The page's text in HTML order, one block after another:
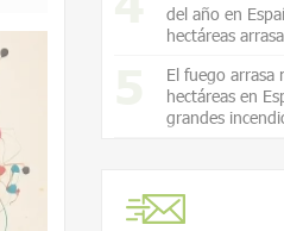
del año en
hectáreas
El fuego arrasa
hectáreas en
grandes